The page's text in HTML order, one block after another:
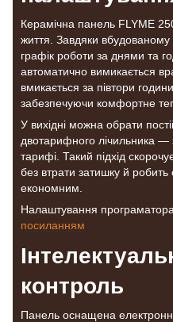
Керамічна панель FLYME
життя. Завдяки
графік роботи за днями та
автоматично вимикається
вмикається за півтори
забезпечуючи комфортне
У вихідні можна обрати
двотарифного лічильника
тарифі. Такий підхід
без втрати затишку й
економним.
Налаштування
посиланням
контроль
Панель оснащена